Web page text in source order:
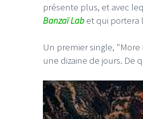
présente plus, et avec
Banzaï Lab et qui portera
Un premier single,
une dizaine de jours. De